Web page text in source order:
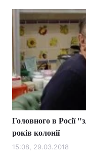
Головного в Росії
років колонії
15:08, 29.03.2018